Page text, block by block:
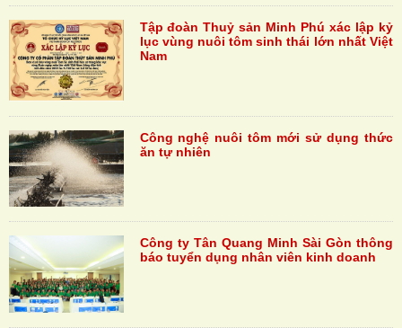
Tập đoàn Thuỷ sản Minh Phú xác lập kỷ
lục vùng nuôi tôm sinh thái lớn nhất Việt
Nam
Công nghệ nuôi tôm mới sử dụng thức
ăn tự nhiên
Công ty Tân Quang Minh Sài Gòn thông
báo tuyển dụng nhân viên kinh doanh